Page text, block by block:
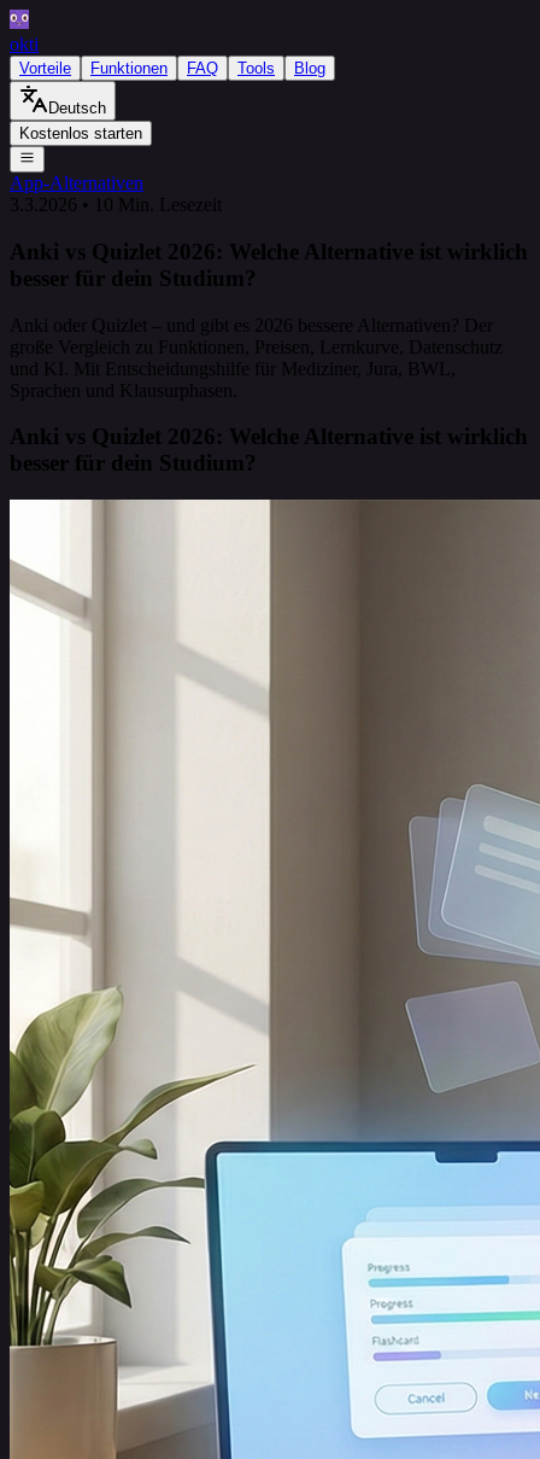
okti
Vorteile Funktionen FAQ Tools Blog
Deutsch
Kostenlos starten
App-Alternativen
3.3.2026 • 10 Min. Lesezeit
Anki vs Quizlet 2026: Welche Alternative ist wirklich
besser für dein Studium?
Anki oder Quizlet – und gibt es 2026 bessere Alternativen? Der
große Vergleich zu Funktionen, Preisen, Lernkurve, Datenschutz
und KI. Mit Entscheidungshilfe für Mediziner, Jura, BWL,
Sprachen und Klausurphasen.
Anki vs Quizlet 2026: Welche Alternative ist wirklich
besser für dein Studium?